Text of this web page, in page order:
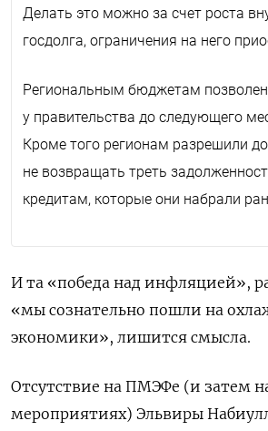
Делать это можно за счет роста
госдолга, ограничения на него
Региональным бюджетам
у правительства до следующего
Кроме того регионам разрешили
не возвращать треть
кредитам, которые они набрали
И та «победа над инфляцией»,
«мы сознательно пошли на
экономики», лишится смысла.
Отсутствие на ПМЭФе (и затем
мероприятиях) Эльвиры